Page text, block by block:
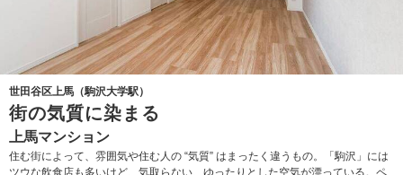
世田谷区上馬（駒沢大学駅）
街の気質に染まる
上馬マンション
住む街によって、雰囲気や住む人の “気質” はまったく違うもの。「駒沢」には